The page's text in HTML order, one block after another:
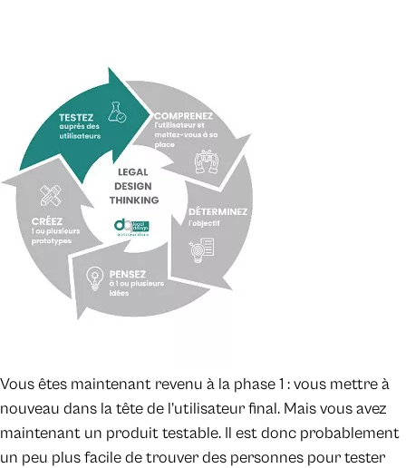
Vous êtes maintenant revenu à la phase 1 : vous mettre à
nouveau dans la tête de l’utilisateur final. Mais vous avez
maintenant un produit testable. Il est donc probablement
un peu plus facile de trouver des personnes pour tester